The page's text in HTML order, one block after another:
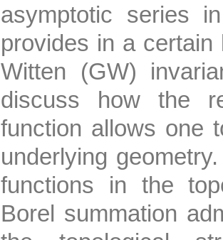
asymptotic series
provides in a
Witten (GW)
discuss how the
function allows one
underlying
functions in the
Borel summation